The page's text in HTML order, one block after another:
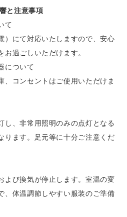
と注意事項
て
）にて対応いたしますので、安心
お過ごしいただけます。
について
、コンセントはご使用いただけま
し、非常用照明のみの点灯となる
ります。足元等に十分ご注意くだ
よび換気が停止します。室温の変
、体温調節しやすい服装のご準備